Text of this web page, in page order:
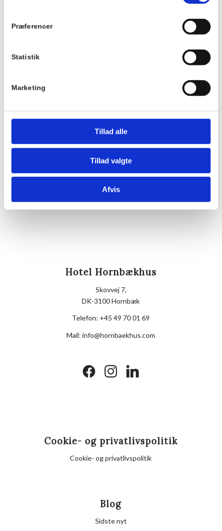
Præferencer
Statistik
Marketing
Tillad alle
Tillad valgte
Afvis
Serie:
Pris:
Sted
Skovvej 7
Telefon
Hotel Hornbækhus
Skovvej 7,
DK-3100 Hornbæk
Telefon: +45 49 70 01 69
Mail:info@hornbaekhus.com
facebookinstagramlinkedin
Cookie- og privatlivspolitik
Cookie- og privatlivspolitik
Blog
Sidste nyt